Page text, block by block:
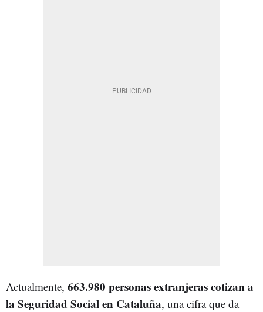
Actualmente, 663.980 personas extranjeras cotizan a
la Seguridad Social en Cataluña, una cifra que da